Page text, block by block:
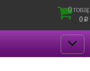
0
0 p